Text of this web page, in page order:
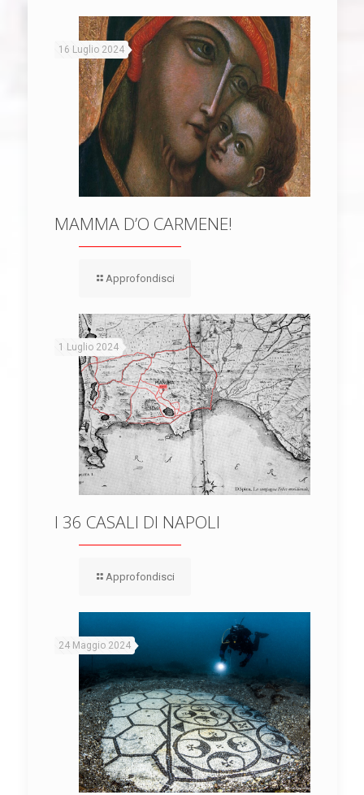
16 Luglio 2024
MAMMA D’O CARMENE!
Approfondisci
1 Luglio 2024
I 36 CASALI DI NAPOLI
Approfondisci
24 Maggio 2024